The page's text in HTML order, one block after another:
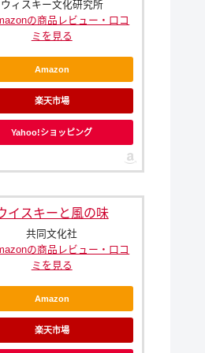
ウィスキー文化研究所
の商品レビュー・口コ
ミを見る
Amazon
楽天市場
Yahoo!ショッピング
イスキーと風の味
共同文化社
の商品レビュー・口コ
ミを見る
Amazon
楽天市場